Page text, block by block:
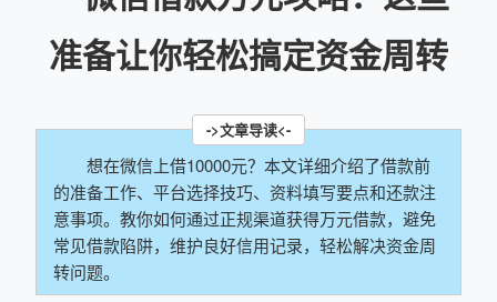
准备让你轻松搞定资金周转
想在微信上借10000元？本文详细介绍了借款前
的准备工作、平台选择技巧、资料填写要点和还款注
意事项。教你如何通过正规渠道获得万元借款，避免
常见借款陷阱，维护良好信用记录，轻松解决资金周
转问题。